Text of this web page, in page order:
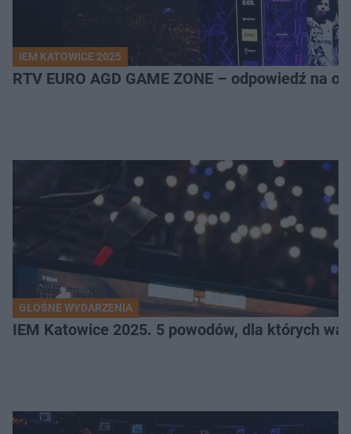
IEM KATOWICE 2025
RTV EURO AGD GAME ZONE – odpowiedź na
GŁOŚNE WYDARZENIA
IEM Katowice 2025. 5 powodów, dla których